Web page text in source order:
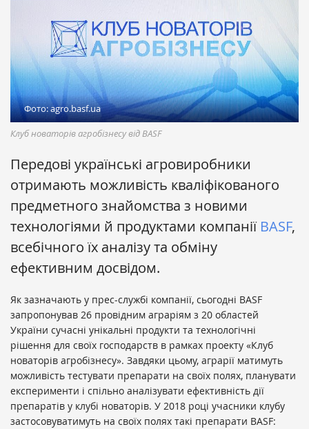
Фото: agro.basf.ua
Клуб новаторів агробізнесу від BASF
Передові українські агровиробники
отримають можливість кваліфікованого
предметного знайомства з новими
технологіями й продуктами компанії BASF,
всебічного їх аналізу та обміну
ефективним досвідом.
Як зазначають у прес-службі компанії, сьогодні BASF
запропонував 26 провідним аграріям з 20 областей
України сучасні унікальні продукти та технологічні
рішення для своїх господарств в рамках проекту «Клуб
новаторів агробізнесу». Завдяки цьому, аграрії матимуть
можливість тестувати препарати на своїх полях, планувати
експерименти і спільно аналізувати ефективність дії
препаратів у клубі новаторів. У 2018 році учасники клубу
застосовуватимуть на своїх полях такі препарати BASF: